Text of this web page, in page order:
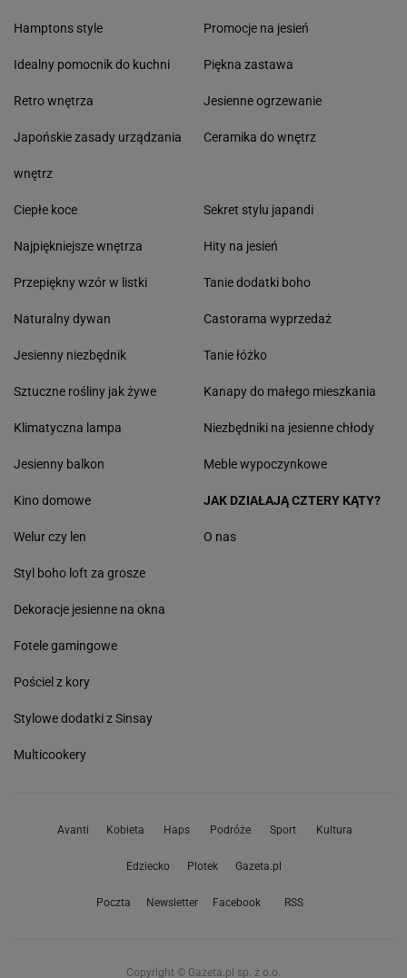
Hamptons style
Idealny pomocnik do kuchni
Retro wnętrza
Japońskie zasady urządzania
wnętrz
Promocje na jesień
Piękna zastawa
Jesienne ogrzewanie
Ceramika do wnętrz
Ciepłe koce
Najpiękniejsze wnętrza
Przepiękny wzór w listki
Naturalny dywan
Jesienny niezbędnik
Sztuczne rośliny jak żywe
Klimatyczna lampa
Jesienny balkon
Sekret stylu japandi
Hity na jesień
Tanie dodatki boho
Castorama wyprzedaż
Tanie łóżko
Kanapy do małego mieszkania
Niezbędniki na jesienne chłody
Meble wypoczynkowe
Kino domowe
Welur czy len
Styl boho loft za grosze
Dekoracje jesienne na okna
Fotele gamingowe
Pościel z kory
Stylowe dodatki z Sinsay
Multicookery
JAK DZIAŁAJĄ CZTERY KĄTY?
O nas
Avanti Kobieta Haps Podróże Sport Kultura
Edziecko Plotek Gazeta.pl
Poczta Newsletter Facebook RSS
Copyright © Gazeta.pl sp. z o.o.